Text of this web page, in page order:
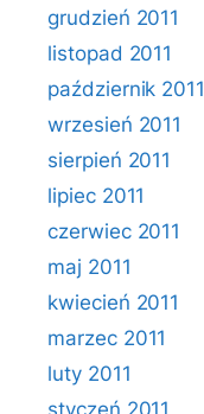
grudzień 2011
listopad 2011
październik 2011
wrzesień 2011
sierpień 2011
lipiec 2011
czerwiec 2011
maj 2011
kwiecień 2011
marzec 2011
luty 2011
styczeń 2011